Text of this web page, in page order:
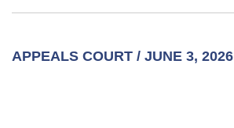
APPEALS COURT / JUNE 3, 2026